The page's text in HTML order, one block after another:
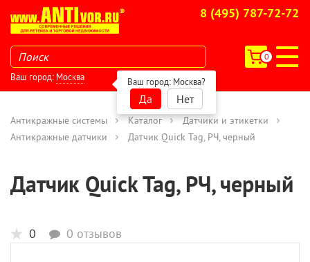
8 (495) 787-72-72
0
Ваш город: Москва Ваш город: Москва?
Да Нет
Антикражные системы Каталог
Датчики и этикетки
Антикражные датчики
Датчик Quick Tag, РЧ, черный
Датчик Quick Tag, РЧ, черный
0 0 отзывов